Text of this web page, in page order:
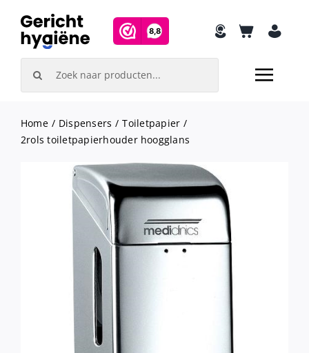
content
Home Dispensers
Toiletpapier
2rols toiletpapierhouder hoogglans